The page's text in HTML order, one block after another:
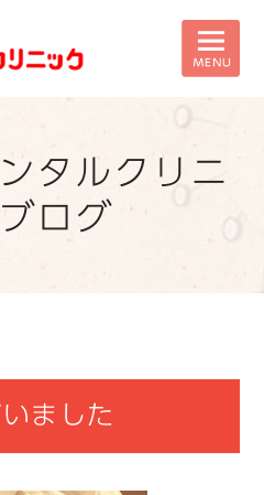
タルクリニ
ログ
ました